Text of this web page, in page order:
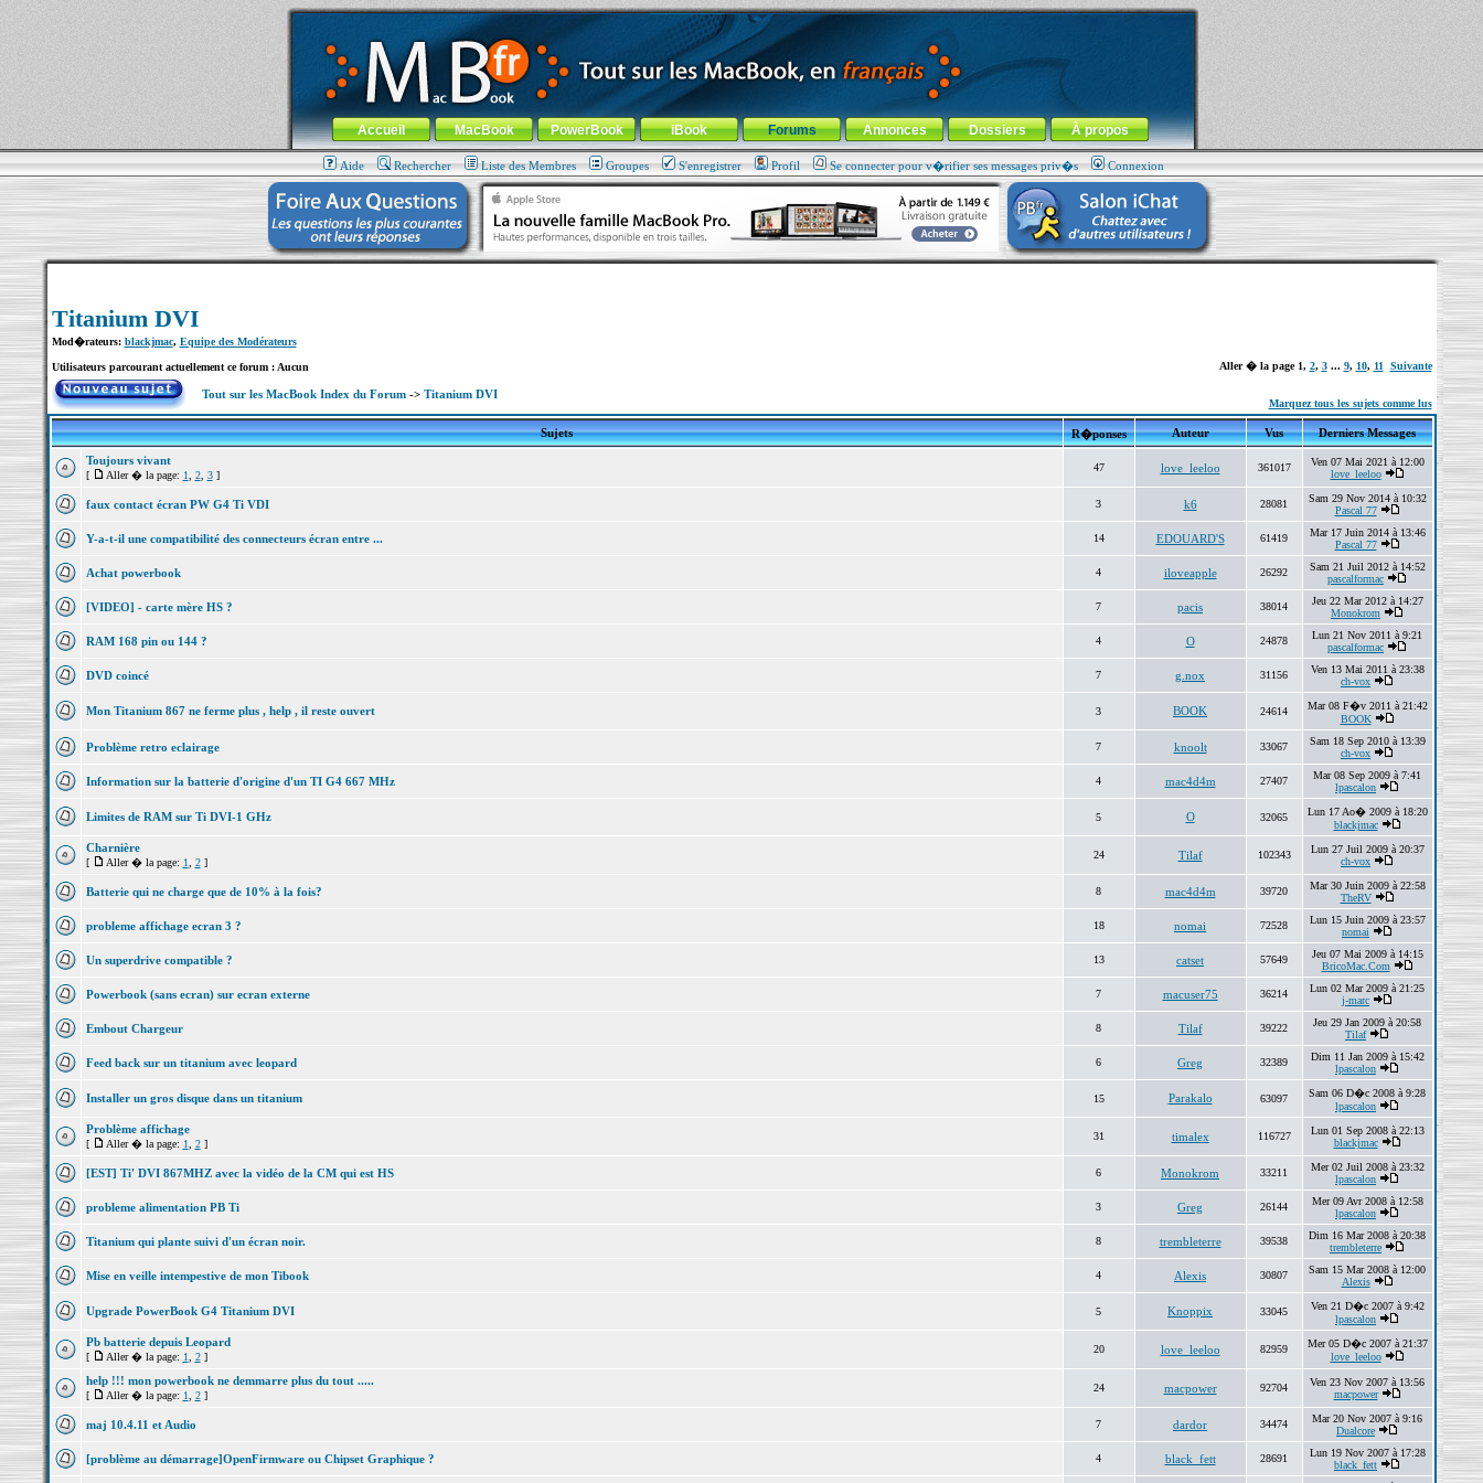
MacBook-fr.com : 100% Apple... 100% nomade !
Aller au contenu-Aller au menu général-Aller au menu de la rubrique
Menu général
Accueil MacBook PowerBook iBook Forums Annonces Dossiers À propos
Aide Rechercher Liste des Membres Groupes S'enregistrer Profil Se connecter pour v�rifier ses messages priv�s Connexion
Titanium DVI
Mod�rateurs: blackjmac, Equipe des Modérateurs
Utilisateurs parcourant actuellement ce forum : Aucun Aller � la page 1, 2, 3... 9, 10, 11 Suivante
Tout sur les MacBook Index du Forum-> Titanium DVI
Marquez tous les sujets comme lus
Sujets R�ponses Auteur Vus Derniers Messages
Toujours vivant
[ Aller � la page: 1 2, 3]
47 love_leeloo 361017
Ven 07 Mai 2021 à 12:00
love_leeloo
faux contact écran PW G4 Ti VDI 3 k6 28081
Sam 29 Nov 2014 à 10:32
Pascal 77
Y-a-t-il une compatibilité des connecteurs écran entre ... 14 EDOUARD'S 61419
Mar 17 Juin 2014 à 13:46
Pascal 77
Achat powerbook 4 iloveapple 26292
Sam 21 Juil 2012 à 14:52
pascalformac
[VIDEO] - carte mère HS ? 7 pacis 38014
Jeu 22 Mar 2012 à 14:27
Monokrom
RAM 168 pin ou 144 ? 4 O 24878
Lun 21 Nov 2011 à 9:21
pascalformac
DVD coincé 7 g.nox 31156
Ven 13 Mai 2011 à 23:38
ch-vox
Mon Titanium 867 ne ferme plus , help , il reste ouvert 3 BOOK 24614
Mar 08 F�v 2011 à 21:42
BOOK
Problème retro eclairage 7 knoolt 33067
Sam 18 Sep 2010 à 13:39
ch-vox
Information sur la batterie d'origine d'un TI G4 667 MHz 4 mac4d4m 27407
Mar 08 Sep 2009 à 7:41
lpascalon
Limites de RAM sur Ti DVI-1 GHz 5 O 32065
Lun 17 Ao� 2009 à 18:20
blackjmac
Charnière
[ Aller � la page: 1 2]
24 Tilaf 102343
Lun 27 Juil 2009 à 20:37
ch-vox
Batterie qui ne charge que de 10% à la fois? 8 mac4d4m 39720
Mar 30 Juin 2009 à 22:58
TheRV
probleme affichage ecran 3 ? 18 nomai 72528
Lun 15 Juin 2009 à 23:57
nomai
Un superdrive compatible ? 13 catset 57649
Jeu 07 Mai 2009 à 14:15
BricoMac.Com
Powerbook (sans ecran) sur ecran externe 7 macuser75 36214
Lun 02 Mar 2009 à 21:25
j-marc
Embout Chargeur 8 Tilaf 39222
Jeu 29 Jan 2009 à 20:58
Tilaf
Feed back sur un titanium avec leopard 6 Greg 32389
Dim 11 Jan 2009 à 15:42
lpascalon
Installer un gros disque dans un titanium 15 Parakalo 63097
Sam 06 D�c 2008 à 9:28
lpascalon
Problème affichage
[ Aller � la page: 1 2]
31 timalex 116727
Lun 01 Sep 2008 à 22:13
blackjmac
[EST] Ti' DVI 867MHZ avec la vidéo de la CM qui est HS 6 Monokrom 33211
Mer 02 Juil 2008 à 23:32
lpascalon
probleme alimentation PB Ti 3 Greg 26144
Mer 09 Avr 2008 à 12:58
lpascalon
Titanium qui plante suivi d'un écran noir. 8 trembleterre 39538
Dim 16 Mar 2008 à 20:38
trembleterre
Mise en veille intempestive de mon Tibook 4 Alexis 30807
Sam 15 Mar 2008 à 12:00
Alexis
Upgrade PowerBook G4 Titanium DVI 5 Knoppix 33045
Ven 21 D�c 2007 à 9:42
lpascalon
Pb batterie depuis Leopard
[ Aller � la page: 1 2]
20 love_leeloo 82959
Mer 05 D�c 2007 à 21:37
love_leeloo
help !!! mon powerbook ne demmarre plus du tout .....
[ Aller � la page: 1 2]
24 macpower 92704
Ven 23 Nov 2007 à 13:56
macpower
maj 10.4.11 et Audio 7 dardor 34474
Mar 20 Nov 2007 à 9:16
Dualcore
[problème au démarrage]OpenFirmware ou Chipset Graphique ? 4 black_fett 28691
Lun 19 Nov 2007 à 17:28
black_fett